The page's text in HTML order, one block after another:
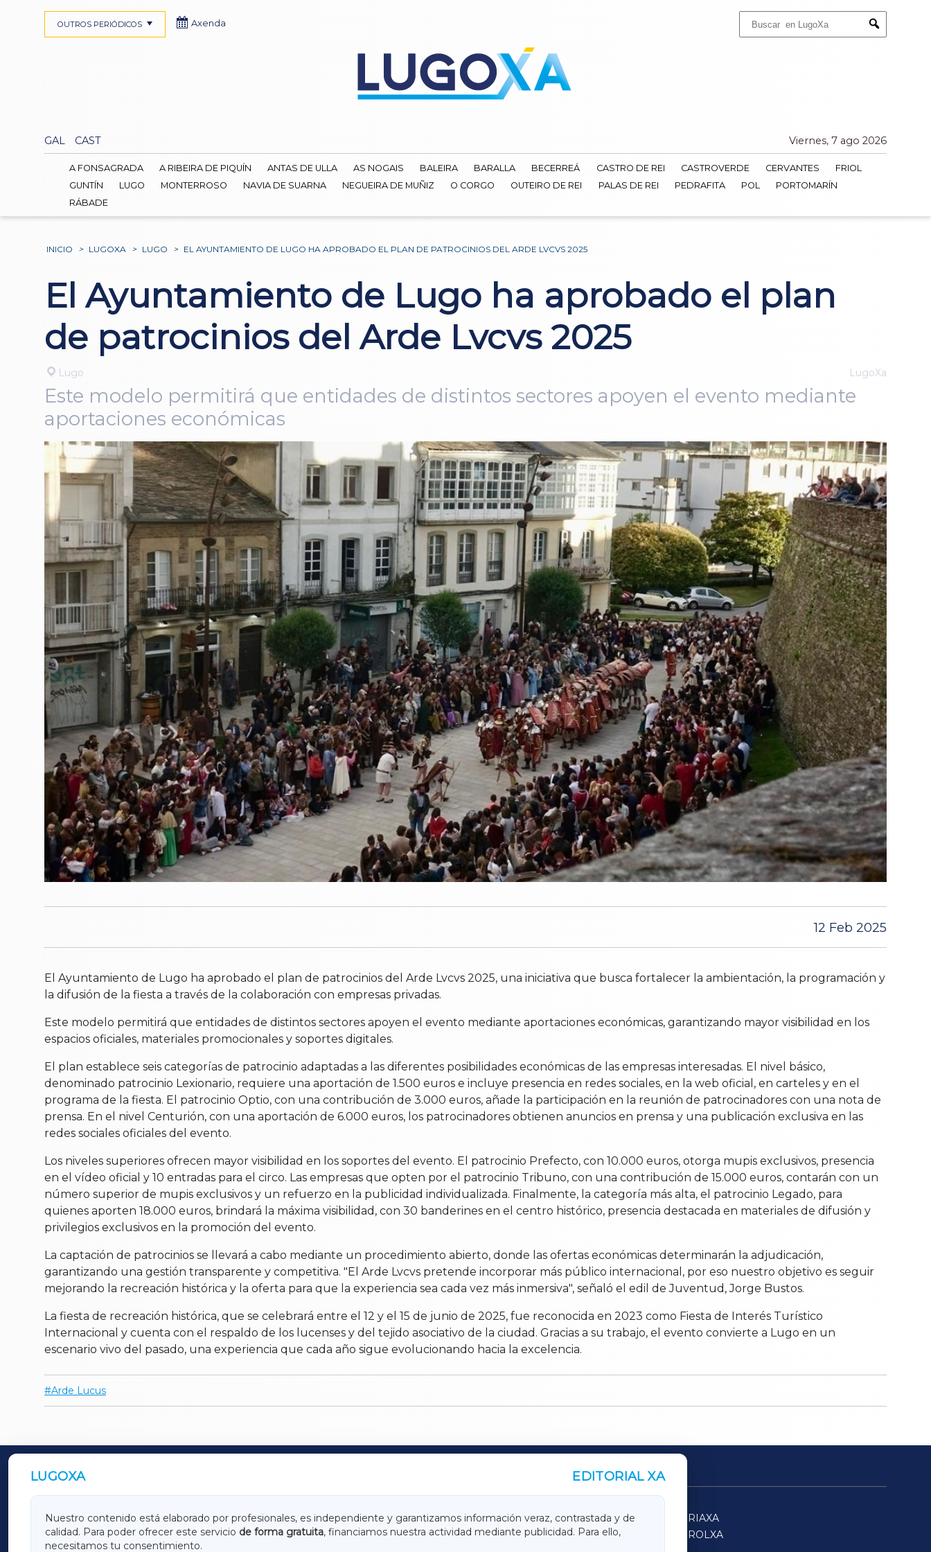
Submit
GAL CAST Viernes, 7 ago 2026
OUTROS PERIÓDICOS Axenda
A FONSAGRADA A RIBEIRA DE PIQUÍN ANTAS DE ULLA AS NOGAIS BALEIRA BARALLA BECERREÁ CASTRO DE REI CASTROVERDE CERVANTES
FRIOL
GUNTÍN
LUGO MONTERROSO NAVIA DE SUARNA NEGUEIRA DE MUÑIZ O CORGO OUTEIRO DE REI PALAS DE REI PEDRAFITA POL
PORTOMARÍN
RÁBADE
INICIO > LUGOXA > LUGO > EL AYUNTAMIENTO DE LUGO HA APROBADO EL PLAN DE PATROCINIOS DEL ARDE LVCVS 2025
El Ayuntamiento de Lugo ha aprobado el plan
de patrocinios del Arde Lvcvs 2025
Lugo LugoXa
Este modelo permitirá que entidades de distintos sectores apoyen el evento mediante
aportaciones económicas
12 Feb 2025
El Ayuntamiento de Lugo ha aprobado el plan de patrocinios del Arde Lvcvs 2025, una iniciativa que busca fortalecer la ambientación, la programación y
la difusión de la fiesta a través de la colaboración con empresas privadas.
Este modelo permitirá que entidades de distintos sectores apoyen el evento mediante aportaciones económicas, garantizando mayor visibilidad en los
espacios oficiales, materiales promocionales y soportes digitales.
El plan establece seis categorías de patrocinio adaptadas a las diferentes posibilidades económicas de las empresas interesadas. El nivel básico,
denominado patrocinio Lexionario, requiere una aportación de 1.500 euros e incluye presencia en redes sociales, en la web oficial, en carteles y en el
programa de la fiesta. El patrocinio Optio, con una contribución de 3.000 euros, añade la participación en la reunión de patrocinadores con una nota de
prensa. En el nivel Centurión, con una aportación de 6.000 euros, los patrocinadores obtienen anuncios en prensa y una publicación exclusiva en las
redes sociales oficiales del evento.
Los niveles superiores ofrecen mayor visibilidad en los soportes del evento. El patrocinio Prefecto, con 10.000 euros, otorga mupis exclusivos, presencia
en el vídeo oficial y 10 entradas para el circo. Las empresas que opten por el patrocinio Tribuno, con una contribución de 15.000 euros, contarán con un
número superior de mupis exclusivos y un refuerzo en la publicidad individualizada. Finalmente, la categoría más alta, el patrocinio Legado, para
quienes aporten 18.000 euros, brindará la máxima visibilidad, con 30 banderines en el centro histórico, presencia destacada en materiales de difusión y
privilegios exclusivos en la promoción del evento.
La captación de patrocinios se llevará a cabo mediante un procedimiento abierto, donde las ofertas económicas determinarán la adjudicación,
garantizando una gestión transparente y competitiva. "El Arde Lvcvs pretende incorporar más público internacional, por eso nuestro objetivo es seguir
mejorando la recreación histórica y la oferta para que la experiencia sea cada vez más inmersiva", señaló el edil de Juventud, Jorge Bustos.
La fiesta de recreación histórica, que se celebrará entre el 12 y el 15 de junio de 2025, fue reconocida en 2023 como Fiesta de Interés Turístico
Internacional y cuenta con el respaldo de los lucenses y del tejido asociativo de la ciudad. Gracias a su trabajo, el evento convierte a Lugo en un
escenario vivo del pasado, una experiencia que cada año sigue evolucionando hacia la excelencia.
Arde Lucus
LUGOXA EDITORIAL XA
Nuestro contenido está elaborado por profesionales, es independiente y garantizamos información veraz, contrastada y de
calidad. Para poder ofrecer este servicio de forma gratuita, financiamos nuestra actividad mediante publicidad. Para ello,
necesitamos tu consentimiento.
OUTROS PERIÓDICOS
GALICIAXA LUGOXA TERRACHAXA
SARRIAXA
AMARIÑAXA
RIBEIRASACRAXA ACORUÑAXA
FERROLXA